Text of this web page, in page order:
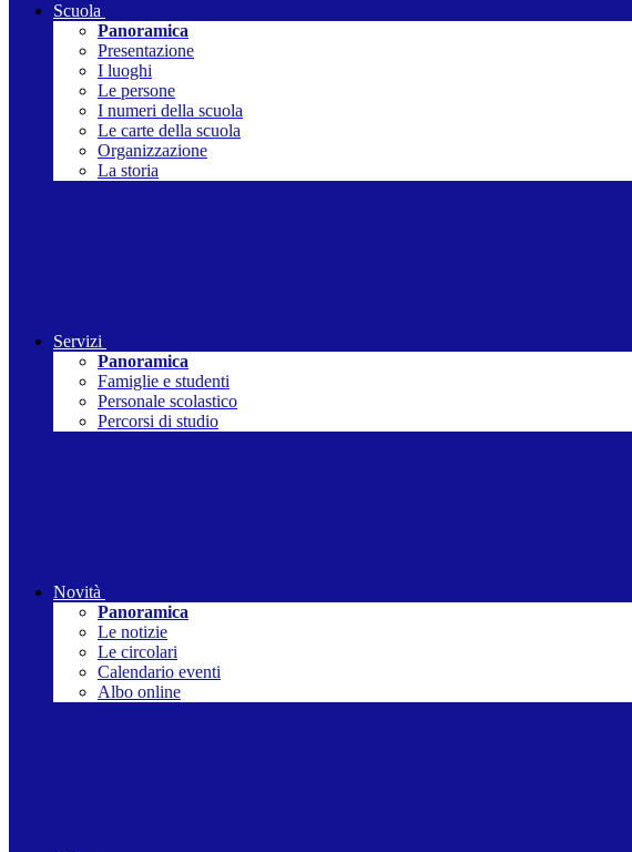
Scuola
Panoramica
Presentazione
I luoghi
Le persone
I numeri della scuola
Le carte della scuola
Organizzazione
La storia
Servizi
Panoramica
Famiglie e studenti
Personale scolastico
Percorsi di studio
Novità
Panoramica
Le notizie
Le circolari
Calendario eventi
Albo online